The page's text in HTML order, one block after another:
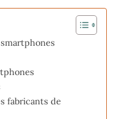
fabricants de